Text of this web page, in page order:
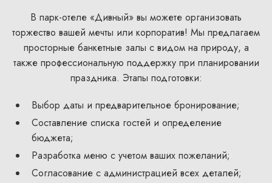
В парк-отеле «Дивный» вы можете организовать
торжество вашей мечты или корпоратив! Мы предлагаем
просторные банкетные залы с видом на природу, а
также профессиональную поддержку при планировании
праздника. Этапы подготовки:
Выбор даты и предварительное бронирование;
Составление списка гостей и определение
бюджета;
Разработка меню с учетом ваших пожеланий;
Согласование с администрацией всех деталей;